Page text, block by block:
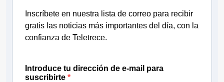
Inscríbete en nuestra lista de correo para recibir
gratis las noticias más importantes del día, con la
confianza de Teletrece.
Introduce tu dirección de e-mail para
suscribirte